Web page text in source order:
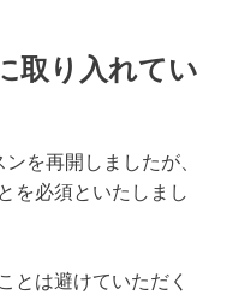
取り入れてい
を再開しましたが、
を必須といたしまし
とは避けていただく